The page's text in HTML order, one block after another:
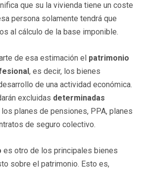
que su la vivienda tiene un coste
persona solamente tendrá que
al cálculo de la base imponible.
de esa estimación el patrimonio
, es decir, los bienes
de una actividad económica.
excluidas determinadas
los planes de pensiones, PPA, planes
de seguro colectivo.
es otro de los principales bienes
sobre el patrimonio. Esto es,